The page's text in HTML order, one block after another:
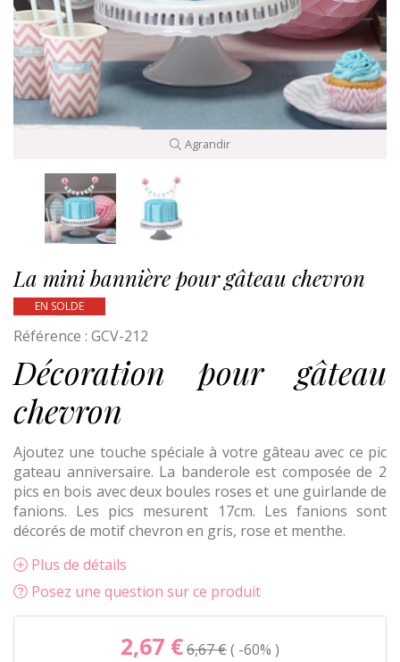
Agrandir
La mini bannière pour gâteau chevron
EN SOLDE
Référence : GCV-212
Décoration pour gâteau
chevron
Ajoutez une touche spéciale à votre gâteau avec ce pic
gateau anniversaire. La banderole est composée de 2
pics en bois avec deux boules roses et une guirlande de
fanions. Les pics mesurent 17cm. Les fanions sont
décorés de motif chevron en gris, rose et menthe.
Plus de détails
Posez une question sur ce produit
2,67 €6,67 € -60%